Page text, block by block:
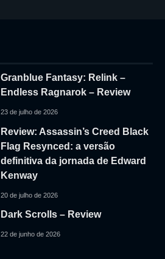
Granblue Fantasy: Relink –
Endless Ragnarok – Review
23 de julho de 2026
Review: Assassin’s Creed Black
Flag Resynced: a versão
definitiva da jornada de Edward
Kenway
20 de julho de 2026
Dark Scrolls – Review
22 de junho de 2026